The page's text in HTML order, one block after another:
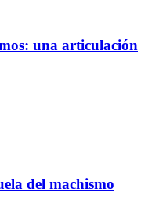
una articulación
del machismo